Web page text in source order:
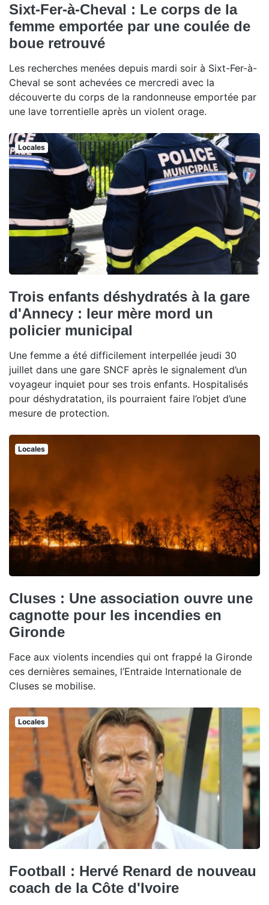
Sixt-Fer-à-Cheval : Le corps de la
femme emportée par une coulée de
boue retrouvé
Les recherches menées depuis mardi soir à Sixt-Fer-à-
Cheval se sont achevées ce mercredi avec la
découverte du corps de la randonneuse emportée par
une lave torrentielle après un violent orage.
Locales
Trois enfants déshydratés à la gare
d'Annecy : leur mère mord un
policier municipal
Une femme a été difficilement interpellée jeudi 30
juillet dans une gare SNCF après le signalement d’un
voyageur inquiet pour ses trois enfants. Hospitalisés
pour déshydratation, ils pourraient faire l’objet d’une
mesure de protection.
Locales
Cluses : Une association ouvre une
cagnotte pour les incendies en
Gironde
Face aux violents incendies qui ont frappé la Gironde
ces dernières semaines, l’Entraide Internationale de
Cluses se mobilise.
Locales
Football : Hervé Renard de nouveau
coach de la Côte d'Ivoire